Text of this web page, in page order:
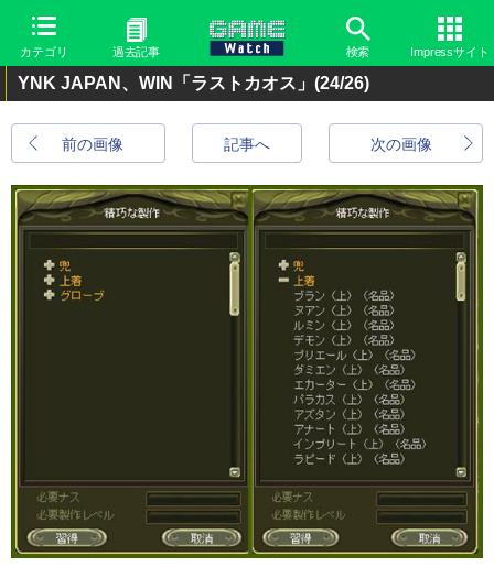
カテゴリ 過去記事 検索 Impressサイト
YNK JAPAN、WIN「ラストカオス」 (24/26)
前の画像 次の画像
記事へ